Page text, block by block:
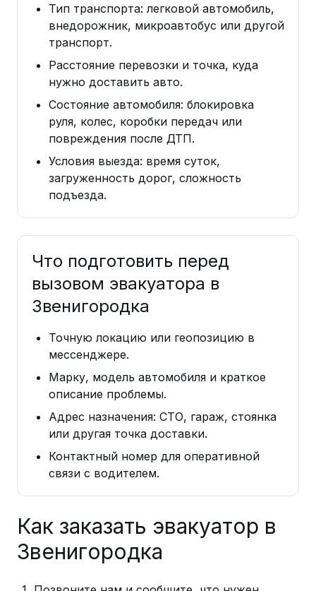
Тип транспорта: легковой автомобиль,
внедорожник, микроавтобус или другой
транспорт.
Расстояние перевозки и точка, куда
нужно доставить авто.
Состояние автомобиля: блокировка
руля, колес, коробки передач или
повреждения после ДТП.
Условия выезда: время суток,
загруженность дорог, сложность
подъезда.
Что подготовить перед
вызовом эвакуатора в
Звенигородка
Точную локацию или геопозицию в
мессенджере.
Марку, модель автомобиля и краткое
описание проблемы.
Адрес назначения: СТО, гараж, стоянка
или другая точка доставки.
Контактный номер для оперативной
связи с водителем.
Как заказать эвакуатор в
Звенигородка